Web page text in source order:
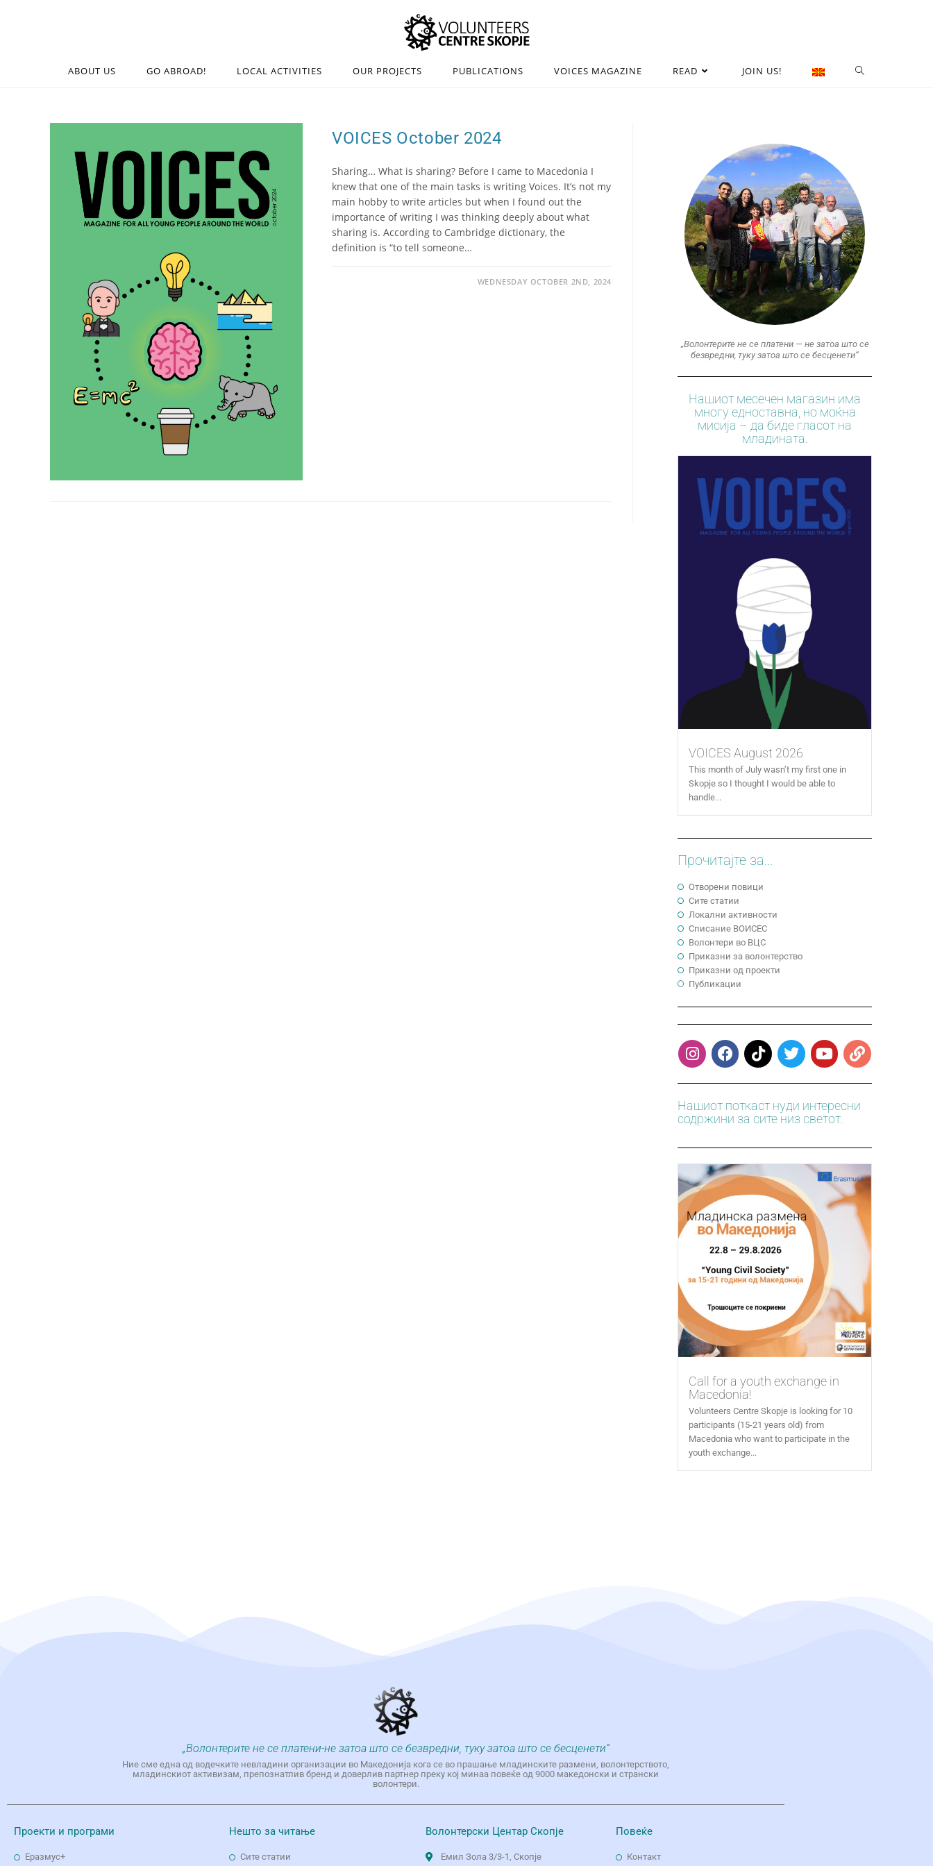
ABOUT US GO ABROAD! LOCAL ACTIVITIES OUR PROJECTS PUBLICATIONS VOICES MAGAZINE READ JOIN US!
VOICES October 2024
Sharing… What is sharing? Before I came to Macedonia I
knew that one of the main tasks is writing Voices. It’s not my
main hobby to write articles but when I found out the
importance of writing I was thinking deeply about what
sharing is. According to Cambridge dictionary, the
definition is “to tell someone…
WEDNESDAY OCTOBER 2ND, 2024
„Волонтерите не се платени — не затоа што се
безвредни, туку затоа што се бесценети“
Нашиот месечен магазин има
многу едноставна, но моќна
мисија – да биде гласот на
младината.
VOICES August 2026
This month of July wasn’t my first one in
Skopje so I thought I would be able to
handle...
Прочитајте за...
Отворени повици
Сите статии
Локални активности
Cписание ВОИСЕС
Волонтери во ВЦС
Приказни за волонтерство
Приказни од проекти
Публикации
Нашиот поткаст нуди интересни
содржини за сите низ светот.
Call for a youth exchange in
Macedonia!
Volunteers Centre Skopje is looking for 10
participants (15-21 years old) from
Macedonia who want to participate in the
youth exchange...
„Волонтерите не се платени-не затоа што се безвредни, туку затоа што се бесценети“
Ние сме една од водечките невладини организации во Македонија кога се во прашање младинските размени, волонтерството,
младинскиот активизам, препознатлив бренд и доверлив партнер преку кој минаа повеќе од 9000 македонски и странски
волонтери.
Проекти и програми
Еразмус+
Нешто за читање
Сите статии
Волонтерски Центар Скопје
Емил Зола 3/3-1, Скопје
Повеќе
Контакт